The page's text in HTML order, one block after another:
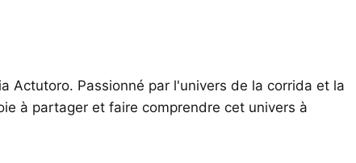
Actutoro. Passionné par l'univers de la corrida et la
à partager et faire comprendre cet univers à